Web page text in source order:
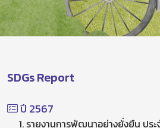
SDGs Report
ปี 2567
รายงานการพัฒนาอย่างยั่งยืน ประ